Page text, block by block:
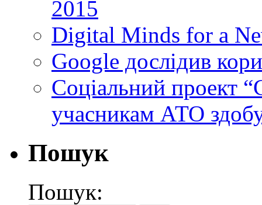
2015
Digital Minds for a
Google дослідив
Cоціальний проект
учасникам АТО
Пошук
Пошук: